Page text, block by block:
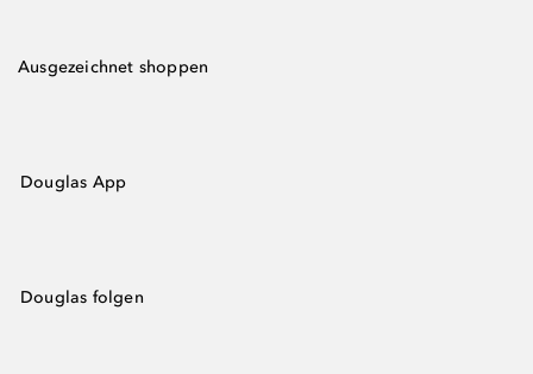
Ausgezeichnet shoppen
Douglas App
Douglas folgen